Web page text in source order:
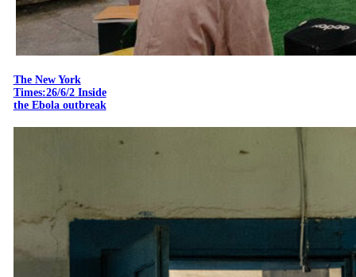
The New York
Times:26/6/2 Inside
the Ebola outbreak